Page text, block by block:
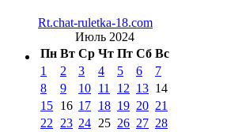
Rt.chat-ruletka-18.com
Июль 2024
Пн Вт Ср Чт Пт Сб Вс
1 2 3 4 5 6
7
8
9 10 11 12 13 14
15 16 17 18 19 20 21
22
23 24 25 26 27 28